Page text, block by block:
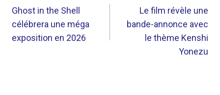
DE
L’ARTICLE
Ghost in the Shell
célébrera une méga
exposition en 2026
Le film révèle une
bande-annonce avec
le thème Kenshi
Yonezu